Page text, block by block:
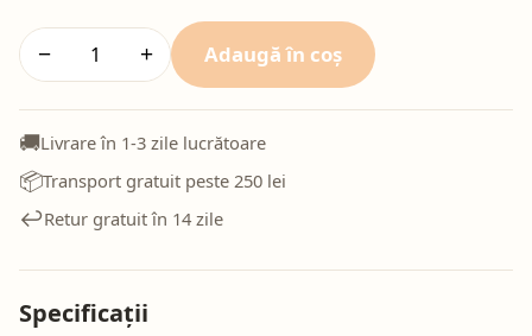
− + Adaugă în coș
🚚Livrare în 1-3 zile lucrătoare
📦Transport gratuit peste 250 lei
↩️Retur gratuit în 14 zile
Specificații